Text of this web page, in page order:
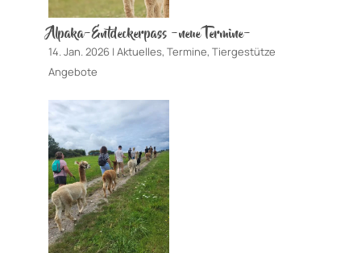
Alpaka-Entdeckerpass -neue Termine-
14. Jan. 2026| Aktuelles, Termine, Tiergestütze
Angebote